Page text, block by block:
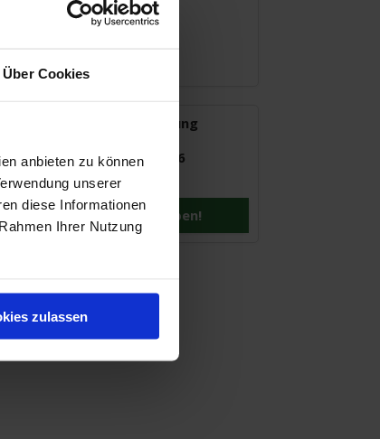
Über Cookies
anbieten zu können
unserer
diese Informationen
Ihrer Nutzung
zulassen
ab sofort
Jobs ohne Ausbildung
Tel.: 0800 / 4007766
Hier bewerben!